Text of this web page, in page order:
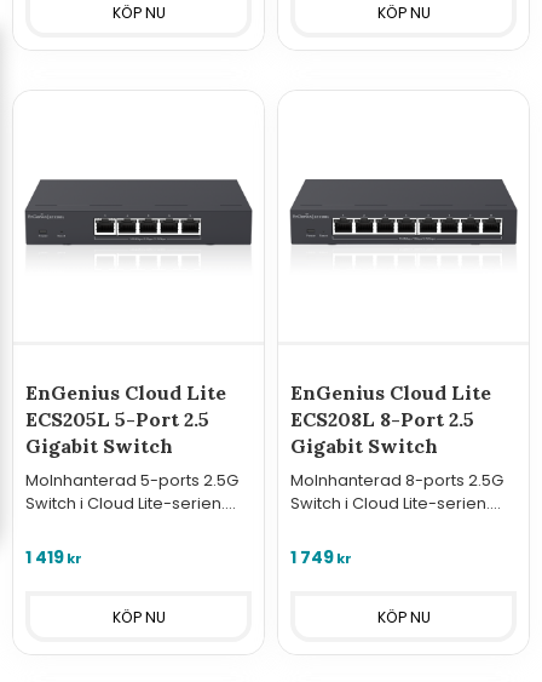
EnGenius Cloud Lite
ECS205L 5-Port 2.5
Gigabit Switch
Molnhanterad 5-ports 2.5G
Switch i Cloud Lite-serien.
optimerad för
1 419kr
EnGenius Cloud Lite
ECS208L 8-Port 2.5
Gigabit Switch
Molnhanterad 8-ports 2.5G
Switch i Cloud Lite-serien.
optimerad för krävande
1 749kr